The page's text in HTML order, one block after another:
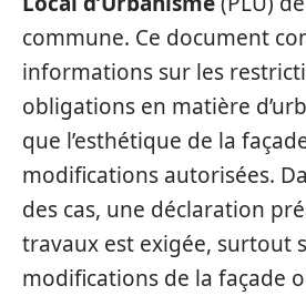
commune. Ce document
informations sur les
obligations en matière
que l’esthétique de la
modifications autorisées.
des cas, une déclaration
travaux est exigée, surtout
modifications de la façade